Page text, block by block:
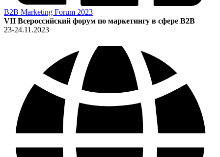
B2B Marketing Forum 2023
VII Всероссийский форум по маркетингу в сфере B2B
23-24.11.2023